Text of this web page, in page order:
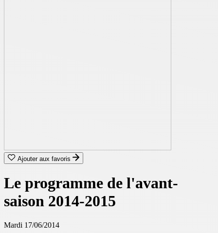
Ajouter aux favoris
Le programme de l'avant-
saison 2014-2015
Mardi 17/06/2014